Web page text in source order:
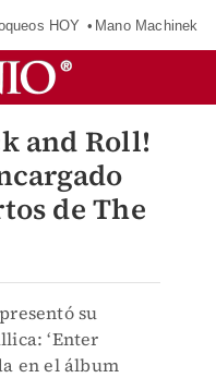
HOY Mano Machinek
and Roll!
de The
su
‘Enter
en el álbum